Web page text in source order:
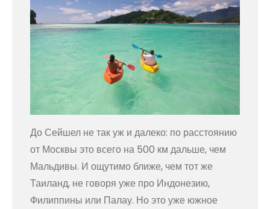
До Сейшел не так уж и далеко: по расстоянию
от Москвы это всего на 500 км дальше, чем
Мальдивы. И ощутимо ближе, чем тот же
Таиланд, не говоря уже про Индонезию,
Филиппины или Палау. Но это уже южное